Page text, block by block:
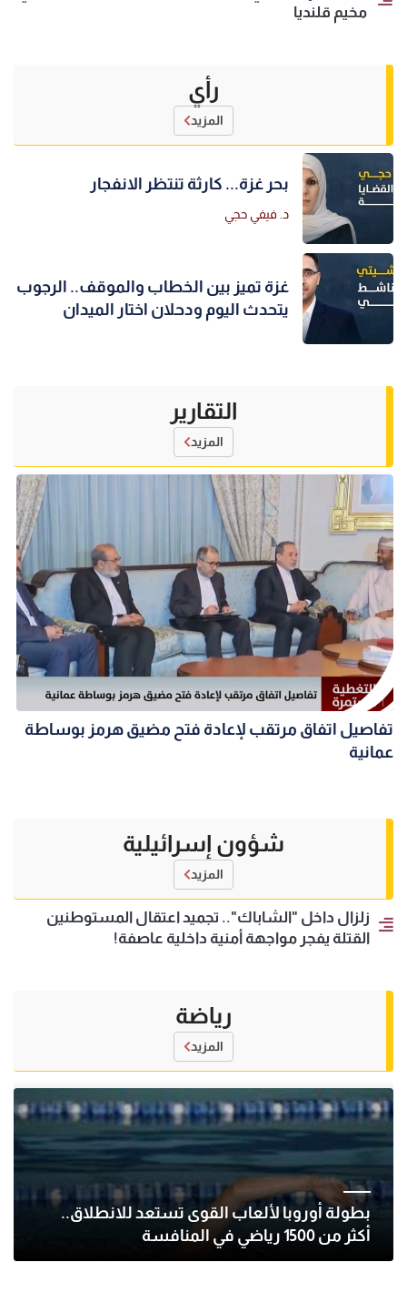
مخيم قلنديا
رأي
المزيد
بحر غزة... كارثة تنتظر الانفجار
د. فيفي حجي
غزة تميز بين الخطاب والموقف.. الرجوب
يتحدث اليوم ودحلان اختار الميدان
التقارير
المزيد
تفاصيل اتفاق مرتقب لإعادة فتح مضيق هرمز بوساطة
عمانية
شؤون إسرائيلية
المزيد
زلزال داخل "الشاباك".. تجميد اعتقال المستوطنين
القتلة يفجر مواجهة أمنية داخلية عاصفة!
رياضة
المزيد
بطولة أوروبا لألعاب القوى تستعد للانطلاق..
أكثر من 1500 رياضي في المنافسة